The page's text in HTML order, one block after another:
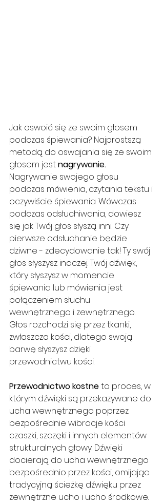
Jak oswoić się ze swoim głosem
podczas śpiewania? Najprostszą
metodą do oswajania się ze swoim
głosem jest nagrywanie.
Nagrywanie swojego głosu
podczas mówienia, czytania tekstu i
oczywiście śpiewania. Wówczas
podczas odsłuchiwania, dowiesz
się jak Twój głos słyszą inni. Czy
pierwsze odsłuchanie będzie
dziwne - zdecydowanie tak! Ty swój
głos słyszysz inaczej. Twój dźwięk,
który słyszysz w momencie
śpiewania lub mówienia jest
połączeniem słuchu
wewnętrznego i zewnętrznego.
Głos rozchodzi się przez tkanki,
zwłaszcza kości, dlatego swoją
barwę słyszysz dzięki
przewodnictwu kości.
Przewodnictwo kostne to proces, w
którym dźwięki są przekazywane do
ucha wewnętrznego poprzez
bezpośrednie wibracje kości
czaszki, szczęki i innych elementów
strukturalnych głowy. Dźwięki
docierają do ucha wewnętrznego
bezpośrednio przez kości, omijając
tradycyjną ścieżkę dźwięku przez
zewnętrzne ucho i ucho środkowe.